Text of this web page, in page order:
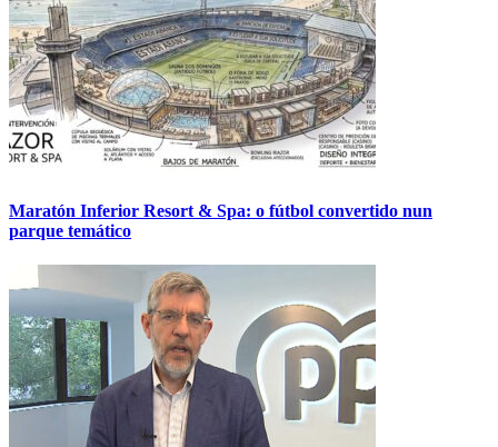
Maratón Inferior Resort & Spa: o fútbol convertido nun
parque temático